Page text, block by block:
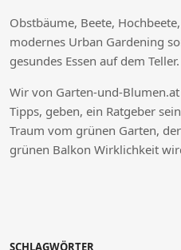
Obstbäume, Beete,
modernes Urban Gardening
gesundes Essen auf dem Teller.
Wir von Garten-und-
Tipps, geben, ein Ratgeber
Traum vom grünen Garten,
grünen Balkon Wirklichkeit
SCHLAGWÖRTER